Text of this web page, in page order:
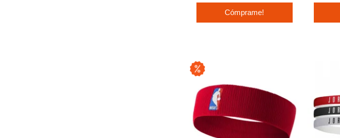
Cómprame!